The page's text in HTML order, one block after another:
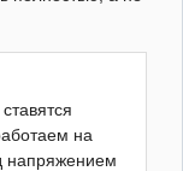
на
напряжением